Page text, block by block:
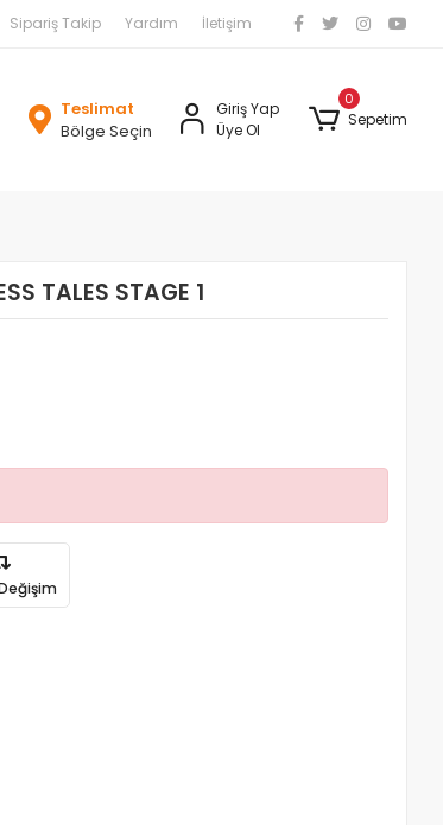
Sipariş Takip Yardım İletişim
Teslimat
Bölge Seçin
Giriş Yap
Üye Ol
0
Sepetim
TALES STAGE 1